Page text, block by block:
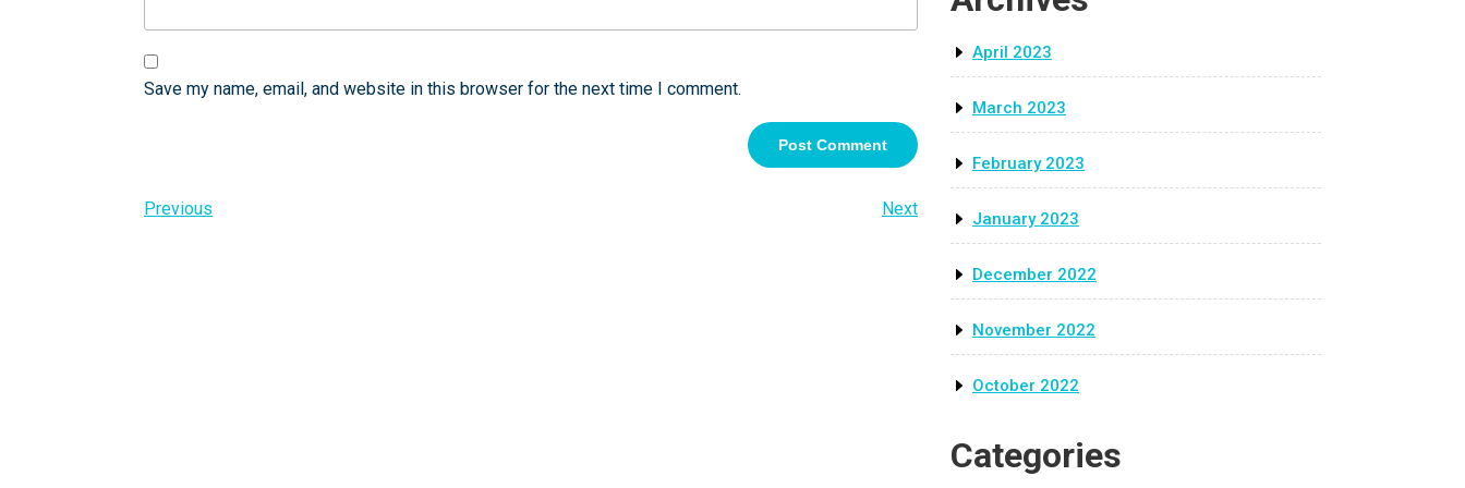
Save my name, email, and website in this browser for the next time I comment.
Post
Previous
Previous
Next
Next
April 2023
March 2023
February 2023
January 2023
December 2022
November 2022
October 2022
Categories